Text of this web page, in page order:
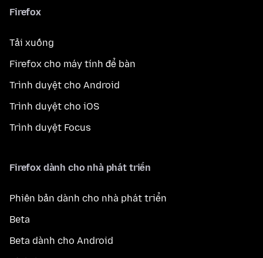
Firefox
Tải xuống
Firefox cho máy tính để bàn
Trình duyệt cho Android
Trình duyệt cho iOS
Trình duyệt Focus
Firefox dành cho nhà phát triển
Phiên bản dành cho nhà phát triển
Beta
Beta dành cho Android